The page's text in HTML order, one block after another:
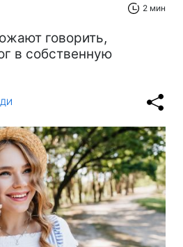
2 мин
говорить,
в собственную